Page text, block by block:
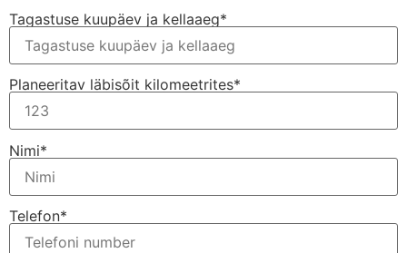
Tagastuse kuupäev ja kellaaeg*
Planeeritav läbisõit kilomeetrites*
Nimi*
Telefon*